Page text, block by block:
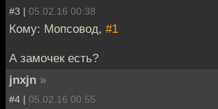
#3 | 05.02.16 00:38
Кому: Мопсовод, #1
А замочек есть?
jnxjn »
#4 | 05.02.16 00:55